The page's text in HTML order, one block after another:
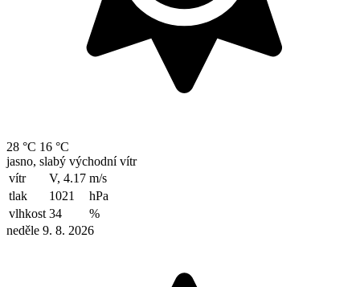
28 °C 16 °C
jasno, slabý východní vítr
vítr
V, 4.17 m/s
tlak
1021
hPa
vlhkost 34
%
neděle 9. 8. 2026